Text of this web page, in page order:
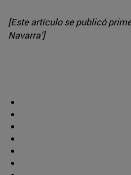
[Este artículo se publicó
Navarra’]